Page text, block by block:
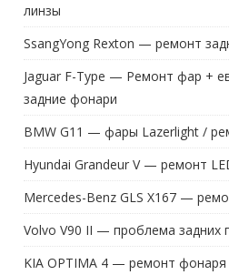
линзы
SsangYong Rexton — ремонт
Jaguar F-Type — Ремонт фар +
задние фонари
BMW G11 — фары Lazerlight /
Hyundai Grandeur V — ремонт
Mercedes-Benz GLS X167 —
Volvo V90 II — проблема
KIA OPTIMA 4 — ремонт фонаря